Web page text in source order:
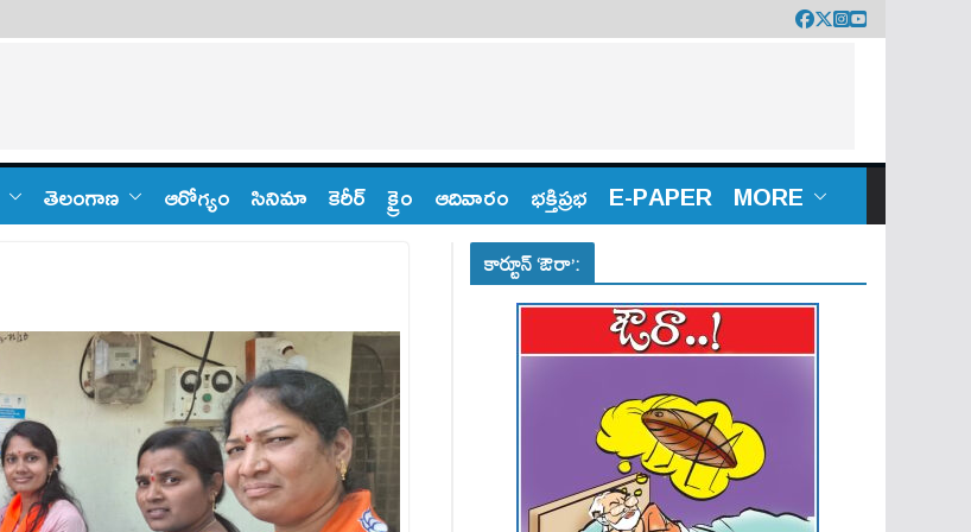
తెలంగాణ‌ ఆరోగ్యం సినిమా కెరీర్ క్రైం ఆదివారం భక్తిప్రభ E-PAPER MORE
కార్టూన్ ‘ఔరా’: